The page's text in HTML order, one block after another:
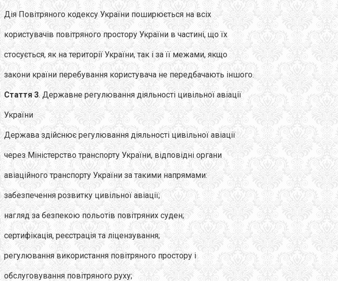
Дія Повітряного кодексу України поширюється на всіх
користувачів повітряного простору України в частині, що їх
стосується, як на території України, так і за її межами, якщо
закони країни перебування користувача не передбачають іншого.
Стаття 3. Державне регулювання діяльності цивільної авіації
України
Держава здійснює регулювання діяльності цивільної авіації
через Міністерство транспорту України, відповідні органи
авіаційного транспорту України за такими напрямами:
забезпечення розвитку цивільної авіації;
нагляд за безпекою польотів повітряних суден;
сертифікація, реєстрація та ліцензування;
регулювання використання повітряного простору і
обслуговування повітряного руху;